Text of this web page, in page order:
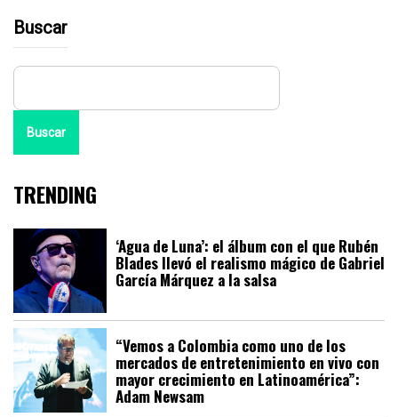
Buscar
Buscar
TRENDING
‘Agua de Luna’: el álbum con el que Rubén
Blades llevó el realismo mágico de Gabriel
García Márquez a la salsa
“Vemos a Colombia como uno de los
mercados de entretenimiento en vivo con
mayor crecimiento en Latinoamérica”:
Adam Newsam